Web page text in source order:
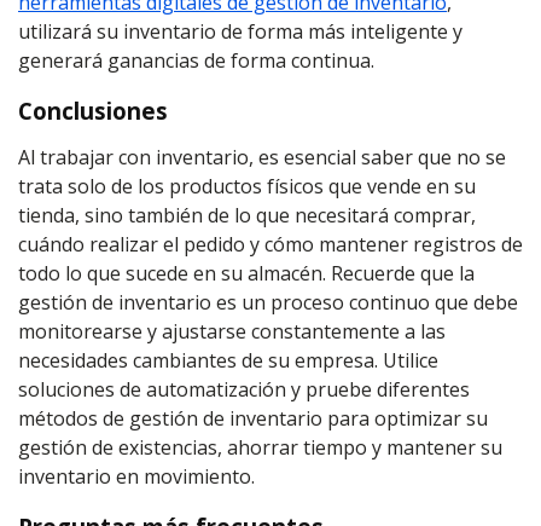
utilizará su inventario de forma más inteligente y
generará ganancias de forma continua.
Conclusiones
Al trabajar con inventario, es esencial saber que no se
trata solo de los productos físicos que vende en su
tienda, sino también de lo que necesitará comprar,
cuándo realizar el pedido y cómo mantener registros de
todo lo que sucede en su almacén. Recuerde que la
gestión de inventario es un proceso continuo que debe
monitorearse y ajustarse constantemente a las
necesidades cambiantes de su empresa. Utilice
soluciones de automatización y pruebe diferentes
métodos de gestión de inventario para optimizar su
gestión de existencias, ahorrar tiempo y mantener su
inventario en movimiento.